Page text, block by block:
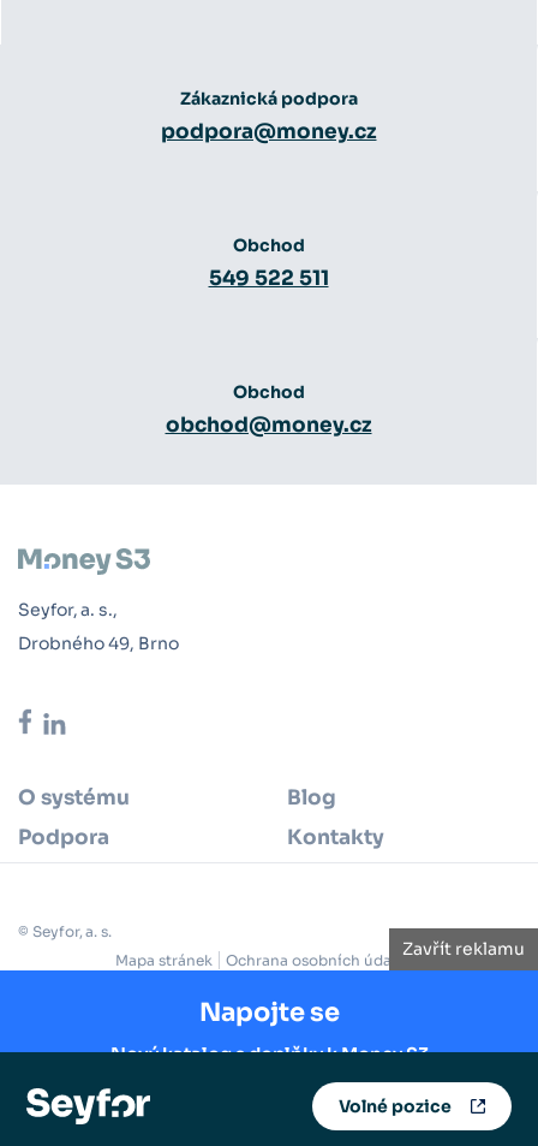
Zavřít reklamu
Napojte se
Nový katalog s doplňky k Money S3
Prozkoumat
Zákaznická podpora
podpora@money.cz
Obchod
549 522 511
Obchod
obchod@money.cz
Seyfor, a. s.,
Drobného 49, Brno
O systému
Blog
Podpora
Kontakty
© Seyfor, a. s.
Mapa stránek
Ochrana osobních údajů
Cookie policy
Volné pozice